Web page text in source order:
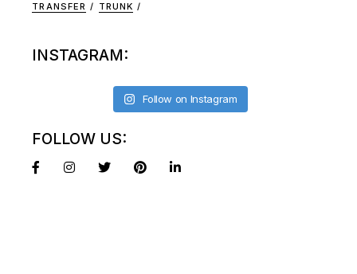
TRANSFER
TRUNK
INSTAGRAM:
Follow on Instagram
FOLLOW US: